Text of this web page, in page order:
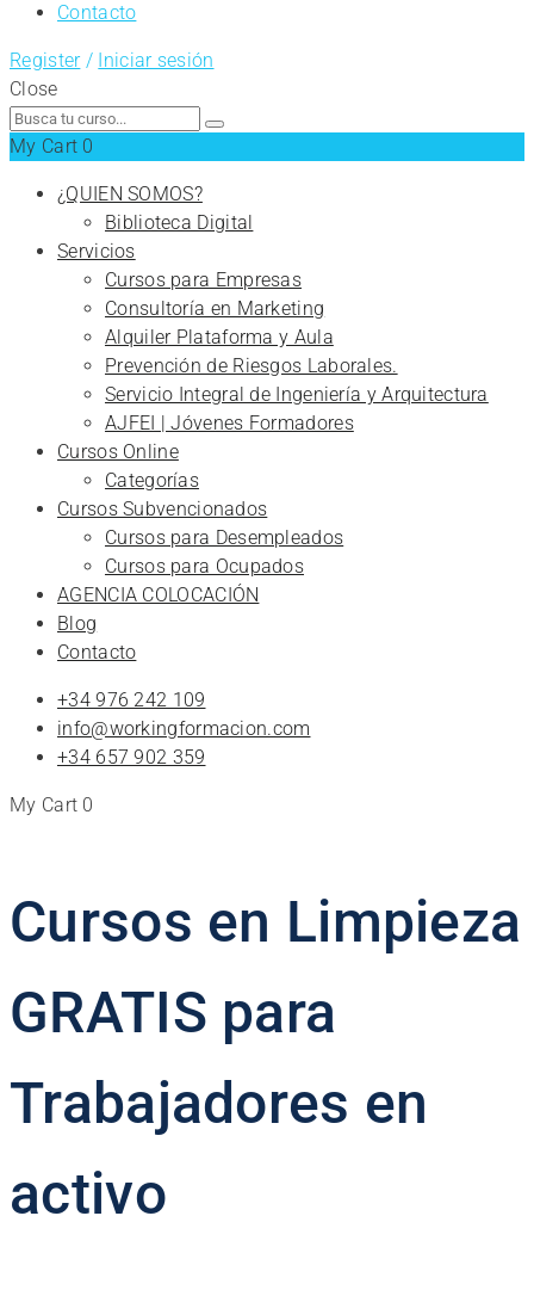
Contacto
Register/ Iniciar sesión
Close
Search
for:
My Cart 0
¿QUIEN SOMOS?
Biblioteca Digital
Servicios
Cursos para Empresas
Consultoría en Marketing
Alquiler Plataforma y Aula
Prevención de Riesgos Laborales.
Servicio Integral de Ingeniería y Arquitectura
AJFEI | Jóvenes Formadores
Cursos Online
Categorías
Cursos Subvencionados
Cursos para Desempleados
Cursos para Ocupados
AGENCIA COLOCACIÓN
Blog
Contacto
+34 976 242 109
info@workingformacion.com
+34 657 902 359
My Cart 0
Cursos en Limpieza
GRATIS para
Trabajadores en
activo